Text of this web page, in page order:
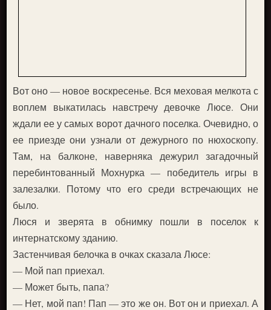
Вот оно — новое воскресенье. Вся меховая мелкота с
воплем выкатилась навстречу девочке Люсе. Они
ждали ее у самых ворот дачного поселка. Очевидно, о
ее приезде они узнали от дежурного по нюхоскопу.
Там, на балконе, наверняка дежурил загадочный
перебинтованный Мохнурка — победитель игры в
залезалки. Потому что его среди встречающих не
было.
Люся и зверята в обнимку пошли в поселок к
интернатскому зданию.
Застенчивая белочка в очках сказала Люсе:
— Мой пап приехал.
— Может быть, папа?
— Нет, мой пап! Пап — это же он. Вот он и приехал. А